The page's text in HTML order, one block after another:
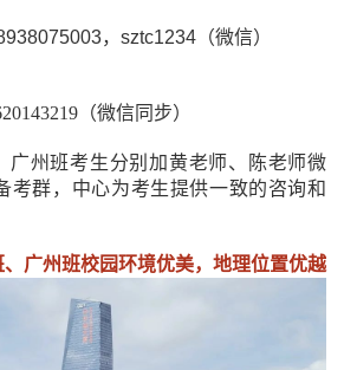
， sztc1234 （微信）
（微信同步）
广州班考生分别加黄老师、陈老师微
考群，中心为考生提供一致的咨询和
、广州班校园环境优美，地理位置优越